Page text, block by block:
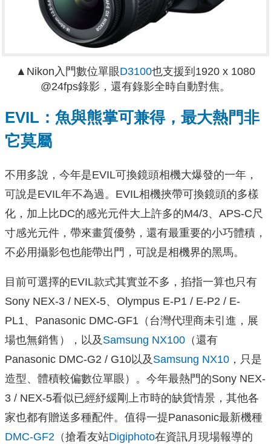
▲Nikon入門數位單眼D3100也支援到1920 x 1080
@24fps錄影，還有錄影全時自動對焦。
EVIL：魚與熊掌可兼得，最大熱門非
它莫屬
不用多說，今年是EVIL可換鏡頭相機大爆發的一年，
可說是EVIL年不為過。EVIL相機挾帶可換鏡頭的多樣
化，加上比DC的感光元件大上許多的M4/3、APS-C尺
寸感光元件，帶來畫質優勢，還有最重要的小巧體積，
不必用攝影包也能帶出門，可說是相機界的黑馬。
目前可選擇的EVIL款式其實並不多，掐指一算也只有
Sony NEX-3 / NEX-5、Olympus E-P1 / E-P2 / E-
PL1、Panasonic DMC-GF1（台灣代理商未引進，展
場也無銷售），以及 Samsung NX100 （還有
Panasonic DMC-G2 / G10以及 Samsung NX10 ，只是
造型、體積較偏數位單眼）。今年最熱門的Sony NEX-
3 / NEX-5看似已經紓緩剛上市時的缺貨情景，其他各
家也都有贈送多種配件。值得一提Panasonic最新機種
DMC-GF2 （搶看友站Digiphoto在資訊月現場報導的